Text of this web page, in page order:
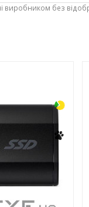
виробником без